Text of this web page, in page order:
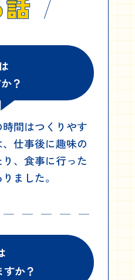
は
？
間はつくりやす
仕事後に趣味の
、食事に行った
ました。
すか？